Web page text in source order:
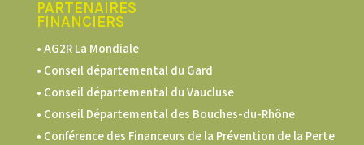
PARTENAIRES
FINANCIERS
• AG2R La Mondiale
• Conseil départemental du Gard
• Conseil départemental du Vaucluse
• Conseil Départemental des Bouches-du-Rhône
• Conférence des Financeurs de la Prévention de la Perte